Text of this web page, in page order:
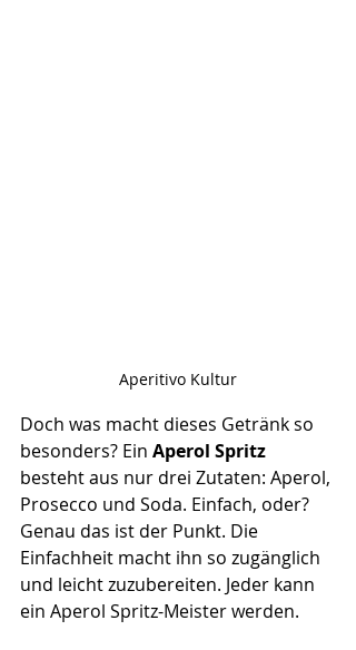
Aperitivo Kultur
Doch was macht dieses Getränk so
besonders? Ein Aperol Spritz
besteht aus nur drei Zutaten: Aperol,
Prosecco und Soda. Einfach, oder?
Genau das ist der Punkt. Die
Einfachheit macht ihn so zugänglich
und leicht zuzubereiten. Jeder kann
ein Aperol Spritz-Meister werden.